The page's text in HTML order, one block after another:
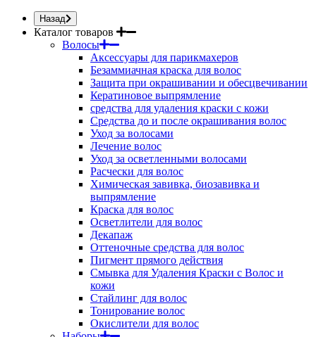
Назад
Каталог товаров
Волосы
Аксессуары для парикмахеров
Безаммиачная краска для волос
Защита при окрашивании и обесцвечивании
Кератиновое выпрямление
средства для удаления краски с кожи
Средства до и после окрашивания волос
Уход за волосами
Лечение волос
Уход за осветленными волосами
Расчески для волос
Химическая завивка, биозавивка и
выпрямление
Краска для волос
Осветлители для волос
Декапаж
Оттеночные средства для волос
Пигмент прямого действия
Смывка для Удаления Краски с Волос и
кожи
Стайлинг для волос
Тонирование волос
Окислители для волос